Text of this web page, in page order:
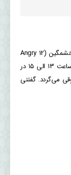
به گزارش معاونت فرهنگی و اجتماعی، فیلم ۱۲ مرد خشمگین (12 Angry
Men).به همت انجمن علمی حقوق سه شنبه ۵ دی ساعت ۱۳ الی ۱۵ در
می‌گردد. گفتنی